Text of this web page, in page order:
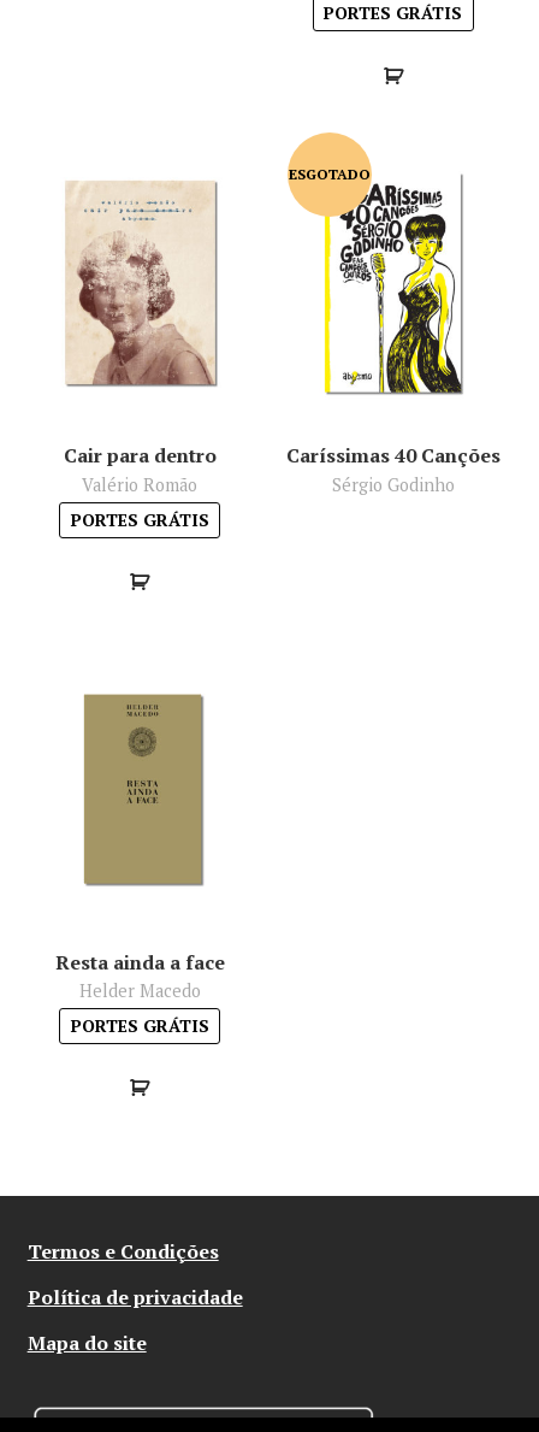
PORTES GRÁTIS
Cair para dentro
Valério Romão
PORTES GRÁTIS
ESGOTADO
Caríssimas 40 Canções
Sérgio Godinho
Resta ainda a face
Helder Macedo
PORTES GRÁTIS
Termos e Condições
Política de privacidade
Mapa do site